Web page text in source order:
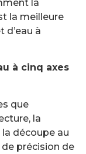
la
la meilleure
d’eau à
à cinq axes
que
la
découpe au
de précision de